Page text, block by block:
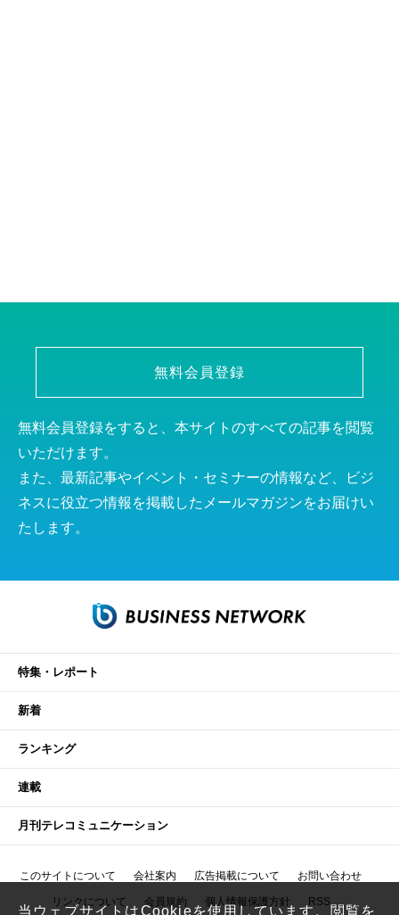
無料会員登録
無料会員登録をすると、本サイトのすべての記事を閲覧
いただけます。
また、最新記事やイベント・セミナーの情報など、ビジ
ネスに役立つ情報を掲載したメールマガジンをお届けい
たします。
特集・レポート
新着
ランキング
連載
月刊テレコミュニケーション
このサイトについて 会社案内 広告掲載について お問い合わせ
リンクについて 会員規約 個人情報保護方針 RSS
当ウェブサイトはCookieを使用しています。閲覧を